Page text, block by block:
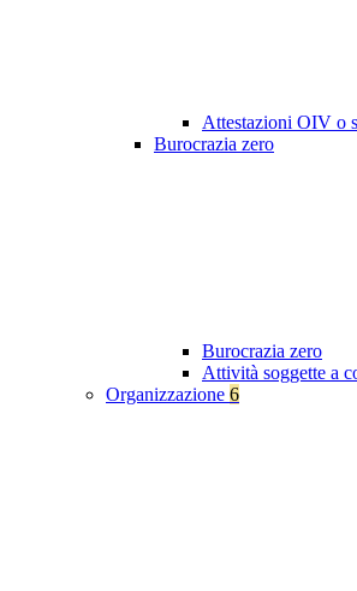
Attestazioni OIV o
Burocrazia zero
Burocrazia zero
Attività soggette a
Organizzazione 6